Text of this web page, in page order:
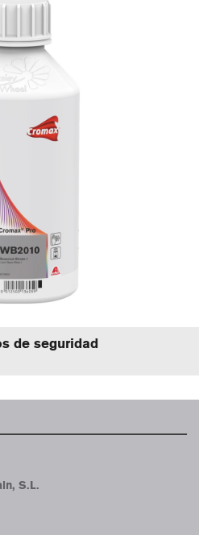
de seguridad
S.L.